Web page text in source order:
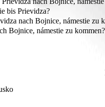
Bojnice, námestie zu
bis Prievidza?
Prievidza entfernt.
nach Bojnice, námestie zu
námestie mit Bolt dauert etwa
Bojnice, námestie zu kommen?